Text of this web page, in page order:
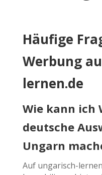
Häufige
Werbung
lernen.de
Wie kann ich
deutsche
Ungarn
Auf ungarisch-